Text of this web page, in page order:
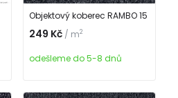
Objektový koberec RAMBO 15
249 Kč / m2
odešleme do 5-8 dnů